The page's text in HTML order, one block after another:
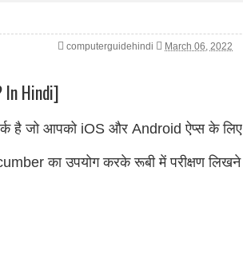
computerguidehindi March 06, 2022
In Hindi]
है जो आपको iOS और Android ऐप्स के
का उपयोग करके रूबी में परीक्षण लिखने